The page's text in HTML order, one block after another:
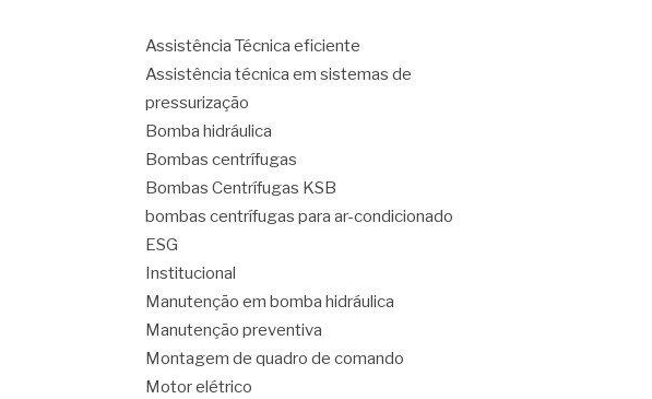
Assistência Técnica eficiente
Assistência técnica em sistemas de
pressurização
Bomba hidráulica
Bombas centrífugas
Bombas Centrífugas KSB
bombas centrífugas para ar-condicionado
ESG
Institucional
Manutenção em bomba hidráulica
Manutenção preventiva
Montagem de quadro de comando
Motor elétrico